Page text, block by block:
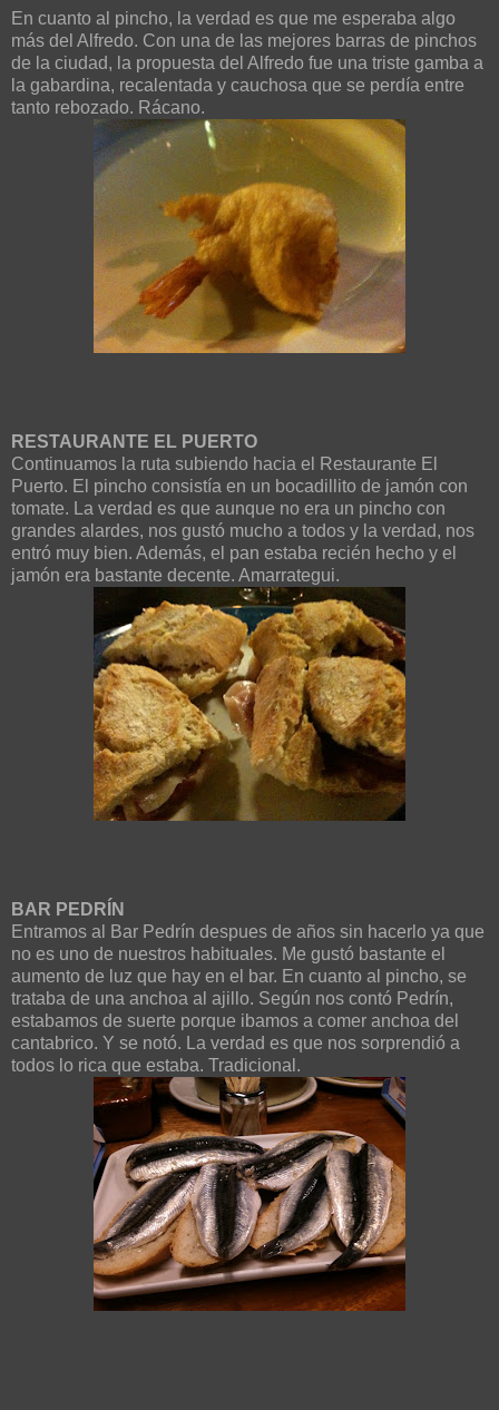
En cuanto al pincho, la verdad es que me esperaba algo
más del Alfredo. Con una de las mejores barras de pinchos
de la ciudad, la propuesta del Alfredo fue una triste gamba a
la gabardina, recalentada y cauchosa que se perdía entre
tanto rebozado. Rácano.
RESTAURANTE EL PUERTO
Continuamos la ruta subiendo hacia el Restaurante El
Puerto. El pincho consistía en un bocadillito de jamón con
tomate. La verdad es que aunque no era un pincho con
grandes alardes, nos gustó mucho a todos y la verdad, nos
entró muy bien. Además, el pan estaba recién hecho y el
jamón era bastante decente. Amarrategui.
BAR PEDRÍN
Entramos al Bar Pedrín despues de años sin hacerlo ya que
no es uno de nuestros habituales. Me gustó bastante el
aumento de luz que hay en el bar. En cuanto al pincho, se
trataba de una anchoa al ajillo. Según nos contó Pedrín,
estabamos de suerte porque ibamos a comer anchoa del
cantabrico. Y se notó. La verdad es que nos sorprendió a
todos lo rica que estaba. Tradicional.